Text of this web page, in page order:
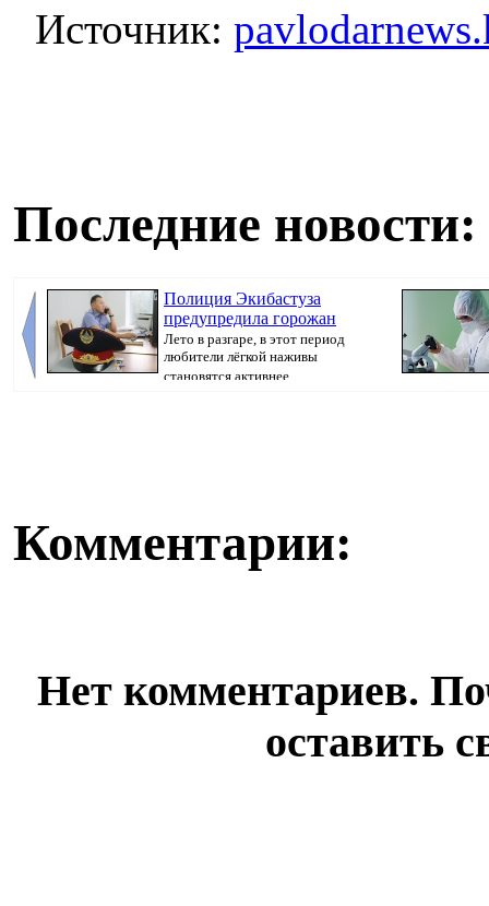
Источник:
Последние новости:
Полиция Экибастуза
предупредила горожан
Лето в разгаре, в этот период
любители лёгкой наживы
становятся активнее,...
Комментарии:
Нет комментариев.
оставить